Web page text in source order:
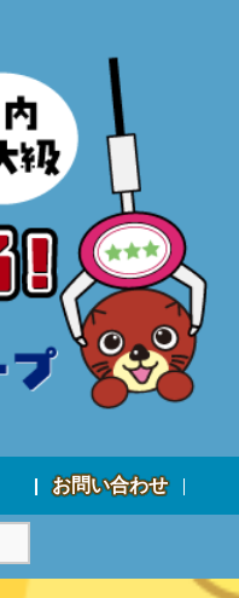
お問い合わせ